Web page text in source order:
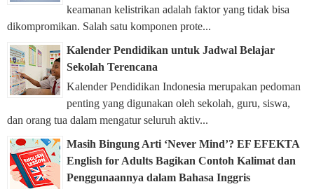
keamanan kelistrikan adalah faktor yang tidak bisa
dikompromikan. Salah satu komponen prote...
Kalender Pendidikan untuk Jadwal Belajar
Sekolah Terencana
Kalender Pendidikan Indonesia merupakan pedoman
penting yang digunakan oleh sekolah, guru, siswa,
dan orang tua dalam mengatur seluruh aktiv...
Masih Bingung Arti ‘Never Mind’? EF EFEKTA
English for Adults Bagikan Contoh Kalimat dan
Penggunaannya dalam Bahasa Inggris